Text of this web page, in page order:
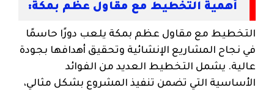
أهمية التخطيط مع مقاول عظم بمكة:
التخطيط مع مقاول عظم بمكة يلعب دورًا حاسمًا
في نجاح المشاريع الإنشائية وتحقيق أهدافها بجودة
عالية. يشمل التخطيط العديد من الفوائد
الأساسية التي تضمن تنفيذ المشروع بشكل مثالي،